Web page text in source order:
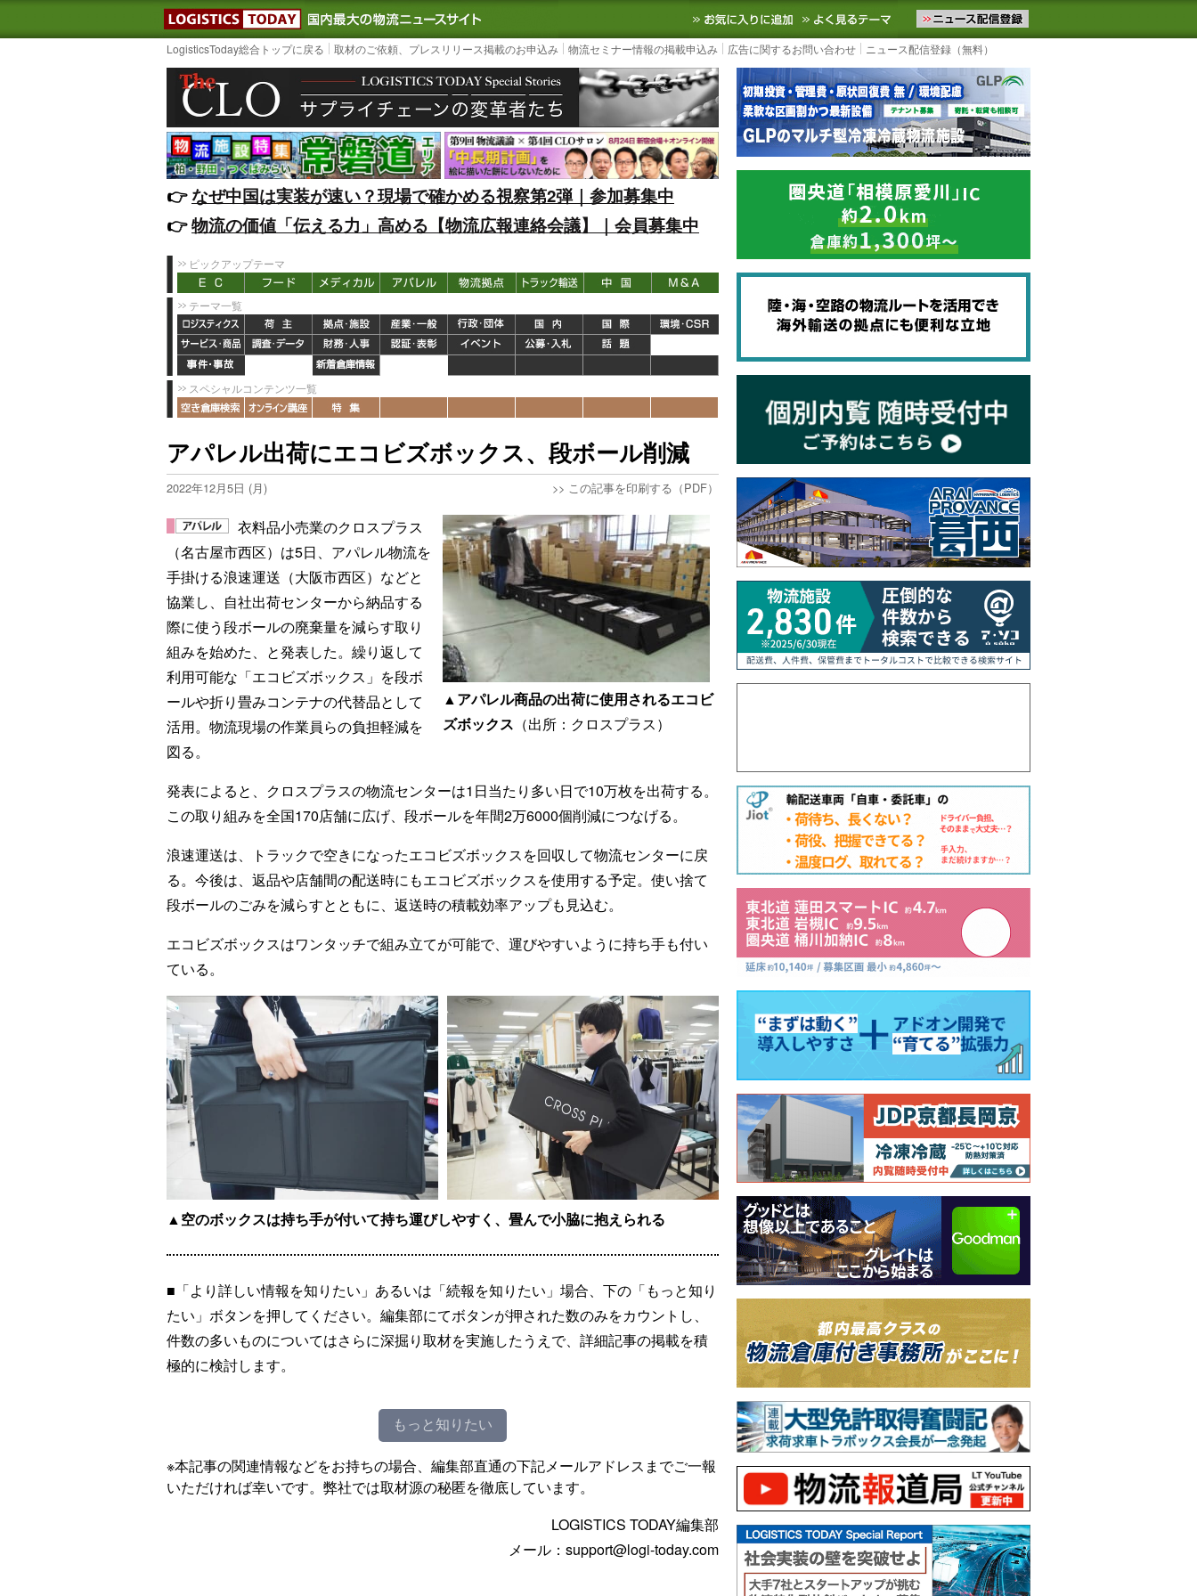
LOGISTICS TODAY｜国内最大の物流ニュースサイト3PL, SCMなど国内外の最新の物流ニュースをお届けします。物流ニュースメール配信を登録す
お気に入りに追加 よく見るテーマ
LogisticsToday総合トップに戻る 取材のご依頼、プレスリリース掲載のお申込み 物流セミナー情報の掲載申込み 広告に関するお問い合わせ ニュース配信登録（無料）
👉️なぜ中国は実装が速い？現場で確かめる視察第2弾｜参加募集中
👉️物流の価値「伝える力」高める【物流広報連絡会議】｜会員募集中
ピックアップテーマ
テーマ一覧
スペシャルコンテンツ一覧
アパレル出荷にエコビズボックス、段ボール削減
2022年12月5日 (月) >> この記事を印刷する（PDF）
▲アパレル商品の出荷に使用されるエコビ
ズボックス （出所：クロスプラス）
衣料品小売業のクロスプラス
（名古屋市西区）は5日、アパレル物流を
手掛ける浪速運送（大阪市西区）などと
協業し、自社出荷センターから納品する
際に使う段ボールの廃棄量を減らす取り
組みを始めた、と発表した。繰り返して
利用可能な「エコビズボックス」を段ボ
ールや折り畳みコンテナの代替品として
活用。物流現場の作業員らの負担軽減を
図る。
発表によると、クロスプラスの物流センターは1日当たり多い日で10万枚を出荷する。
この取り組みを全国170店舗に広げ、段ボールを年間2万6000個削減につなげる。
浪速運送は、トラックで空きになったエコビズボックスを回収して物流センターに戻
る。今後は、返品や店舗間の配送時にもエコビズボックスを使用する予定。使い捨て
段ボールのごみを減らすとともに、返送時の積載効率アップも見込む。
エコビズボックスはワンタッチで組み立てが可能で、運びやすいように持ち手も付い
ている。
▲空のボックスは持ち手が付いて持ち運びしやすく、畳んで小脇に抱えられる
■「より詳しい情報を知りたい」あるいは「続報を知りたい」場合、下の「もっと知り
たい」ボタンを押してください。編集部にてボタンが押された数のみをカウントし、
件数の多いものについてはさらに深掘り取材を実施したうえで、詳細記事の掲載を積
極的に検討します。
もっと知りたい
※本記事の関連情報などをお持ちの場合、編集部直通の下記メールアドレスまでご一報
いただければ幸いです。弊社では取材源の秘匿を徹底しています。
LOGISTICS TODAY編集部
メール：support@logi-today.com